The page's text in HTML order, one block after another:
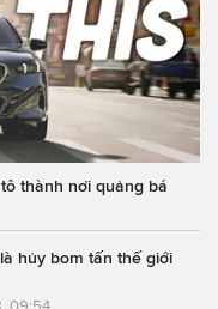
thành nơi quảng bá
hủy bom tấn thế giới